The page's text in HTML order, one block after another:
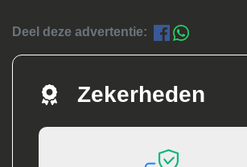
Deel deze advertentie:
Zekerheden